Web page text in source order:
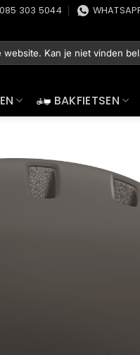
085 303 5044
BAKFIETSEN